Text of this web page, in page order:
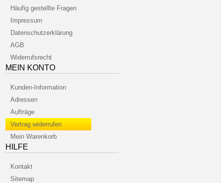
Häufig gestellte Fragen
Impressum
Datenschutzerklärung
AGB
Widerrufsrecht
MEIN KONTO
Kunden-Information
Adressen
Aufträge
Vertrag widerrufen
Mein Warenkorb
HILFE
Kontakt
Sitemap